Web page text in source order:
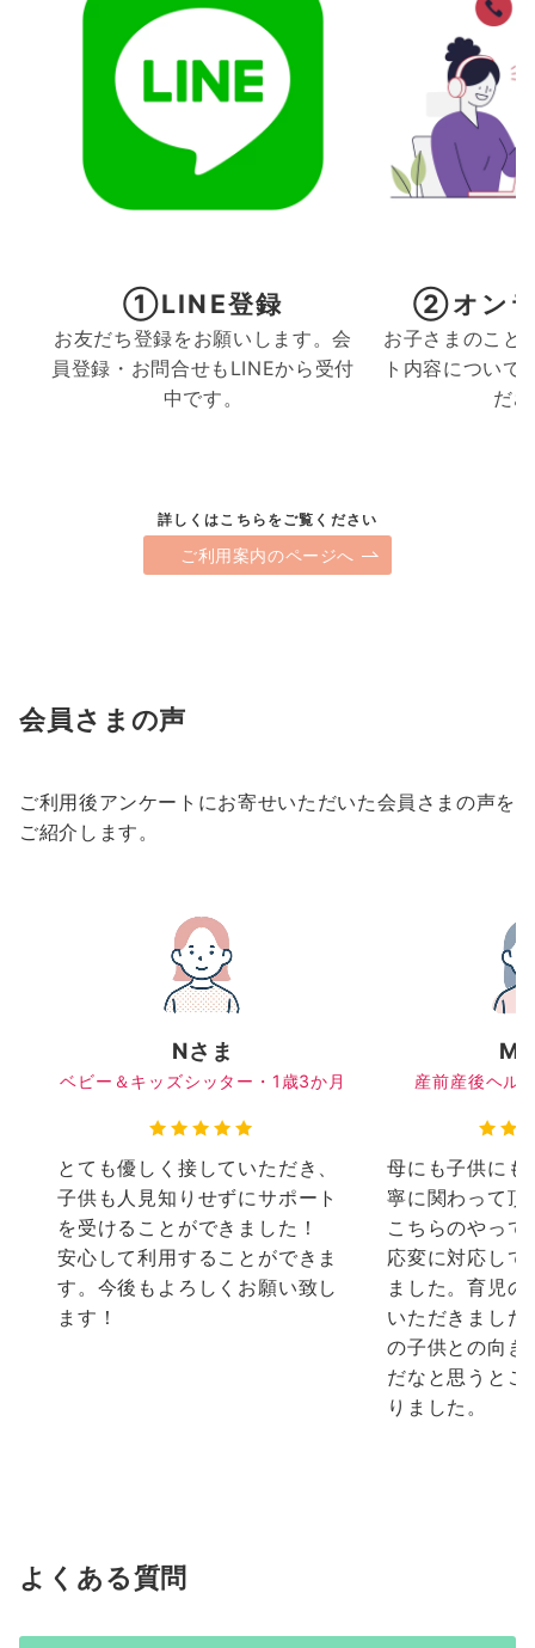
①LINE登録
お友だち登録をお願いします。会
員登録・お問合せもLINEから受付
中です。
②オンラ
お子さまのこと
ト内容について
だ
詳しくはこちらをご覧ください
ご利用案内のページへ
会員さまの声
ご利用後アンケートにお寄せいただいた会員さまの声を
ご紹介します。
Nさま
ベビー＆キッズシッター・1歳3か月
とても優しく接していただき、
子供も人見知りせずにサポート
を受けることができました！
安心して利用することができま
す。今後もよろしくお願い致し
ます！
M
産前産後ヘル
母にも子供にも
寧に関わって頂
こちらのやっ
応変に対応し
ました。育児
いただきまし
の子供との向き
だなと思うと
りました。
よくある質問